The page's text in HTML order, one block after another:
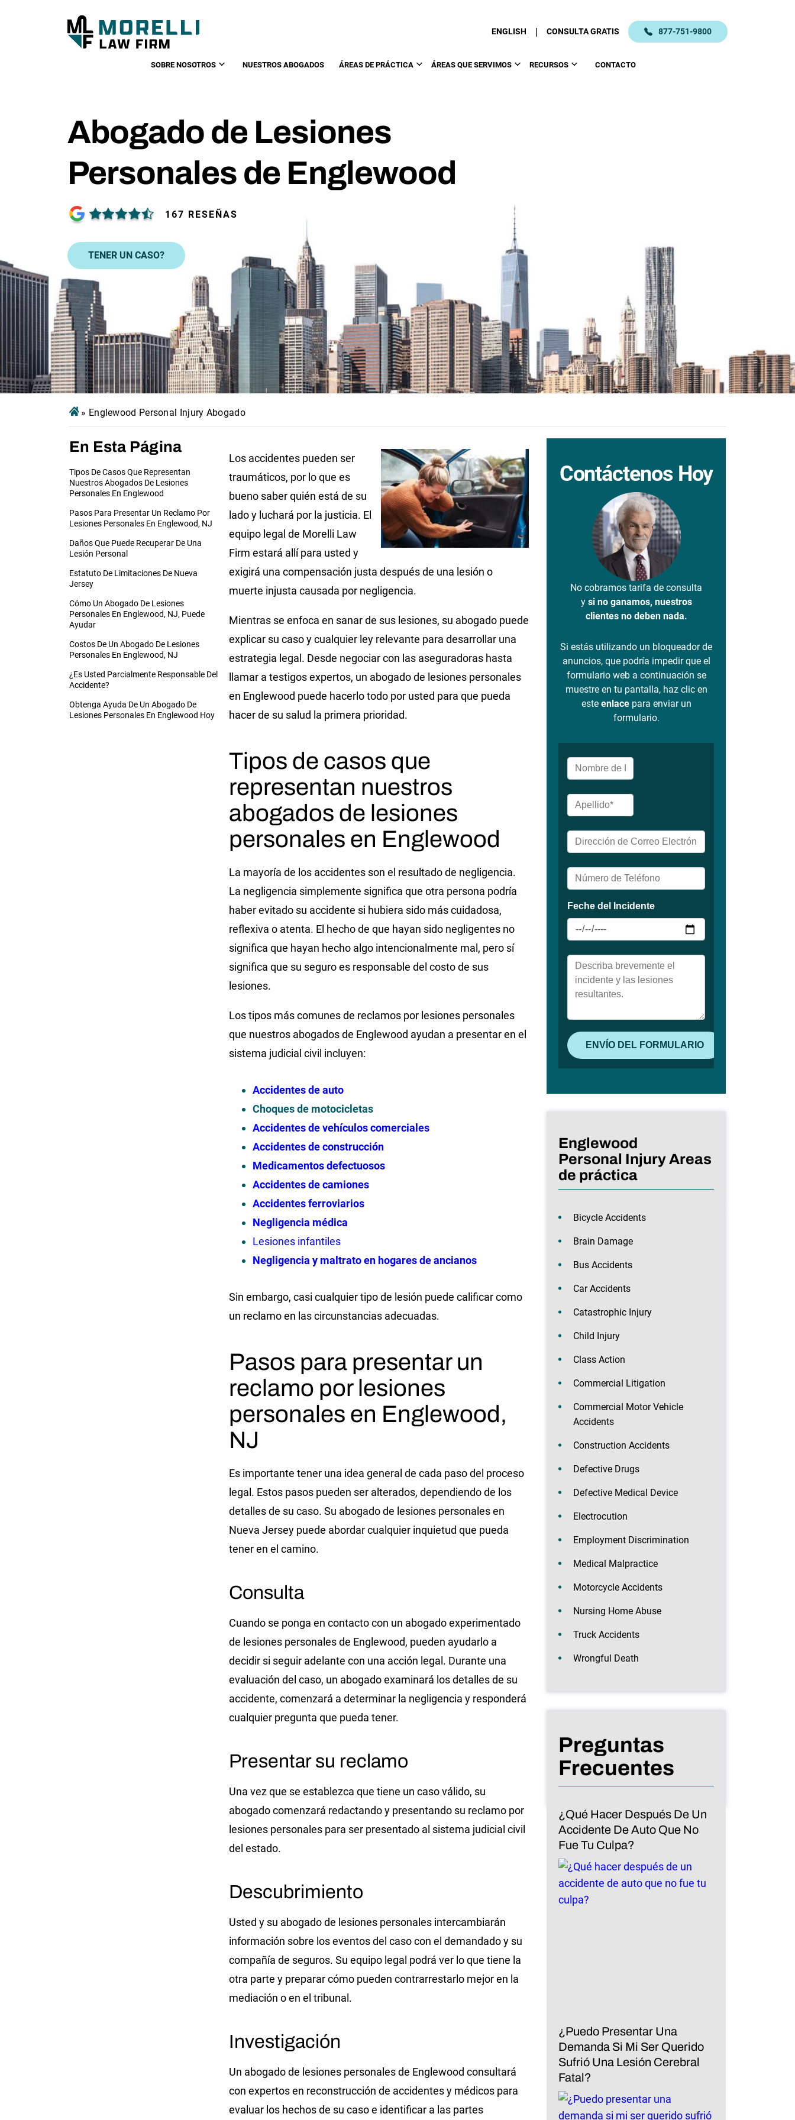
ENGLISH | CONSULTA GRATIS 877-751-9800
SOBRE NOSOTROS NUESTROS ABOGADOS ÁREAS DE PRÁCTICA ÁREAS QUE SERVIMOS RECURSOS CONTACTO
Abogado de Lesiones
Personales de Englewood
167 RESEÑAS
TENER UN CASO?
» Englewood Personal Injury Abogado
En Esta Página
Tipos De Casos Que Representan
Nuestros Abogados De Lesiones
Personales En Englewood
Pasos Para Presentar Un Reclamo Por
Lesiones Personales En Englewood, NJ
Daños Que Puede Recuperar De Una
Lesión Personal
Estatuto De Limitaciones De Nueva
Jersey
Cómo Un Abogado De Lesiones
Personales En Englewood, NJ, Puede
Ayudar
Costos De Un Abogado De Lesiones
Personales En Englewood, NJ
¿Es Usted Parcialmente Responsable Del
Accidente?
Obtenga Ayuda De Un Abogado De
Lesiones Personales En Englewood Hoy
Los accidentes pueden ser
traumáticos, por lo que es
bueno saber quién está de su
lado y luchará por la justicia. El
equipo legal de Morelli Law
Firm estará allí para usted y
exigirá una compensación justa después de una lesión o
muerte injusta causada por negligencia.
Mientras se enfoca en sanar de sus lesiones, su abogado puede
explicar su caso y cualquier ley relevante para desarrollar una
estrategia legal. Desde negociar con las aseguradoras hasta
llamar a testigos expertos, un abogado de lesiones personales
en Englewood puede hacerlo todo por usted para que pueda
hacer de su salud la primera prioridad.
Tipos de casos que
representan nuestros
abogados de lesiones
personales en Englewood
La mayoría de los accidentes son el resultado de negligencia.
La negligencia simplemente significa que otra persona podría
haber evitado su accidente si hubiera sido más cuidadosa,
reflexiva o atenta. El hecho de que hayan sido negligentes no
significa que hayan hecho algo intencionalmente mal, pero sí
significa que su seguro es responsable del costo de sus
lesiones.
Los tipos más comunes de reclamos por lesiones personales
que nuestros abogados de Englewood ayudan a presentar en el
sistema judicial civil incluyen:
Accidentes de auto
Choques de motocicletas
Accidentes de vehículos comerciales
Accidentes de construcción
Medicamentos defectuosos
Accidentes de camiones
Accidentes ferroviarios
Negligencia médica
Lesiones infantiles
Negligencia y maltrato en hogares de ancianos
Sin embargo, casi cualquier tipo de lesión puede calificar como
un reclamo en las circunstancias adecuadas.
Pasos para presentar un
reclamo por lesiones
personales en Englewood,
NJ
Es importante tener una idea general de cada paso del proceso
legal. Estos pasos pueden ser alterados, dependiendo de los
detalles de su caso. Su abogado de lesiones personales en
Nueva Jersey puede abordar cualquier inquietud que pueda
tener en el camino.
Consulta
Cuando se ponga en contacto con un abogado experimentado
de lesiones personales de Englewood, pueden ayudarlo a
decidir si seguir adelante con una acción legal. Durante una
evaluación del caso, un abogado examinará los detalles de su
accidente, comenzará a determinar la negligencia y responderá
cualquier pregunta que pueda tener.
Presentar su reclamo
Una vez que se establezca que tiene un caso válido, su
abogado comenzará redactando y presentando su reclamo por
lesiones personales para ser presentado al sistema judicial civil
del estado.
Descubrimiento
Usted y su abogado de lesiones personales intercambiarán
información sobre los eventos del caso con el demandado y su
compañía de seguros. Su equipo legal podrá ver lo que tiene la
otra parte y preparar cómo pueden contrarrestarlo mejor en la
mediación o en el tribunal.
Investigación
Un abogado de lesiones personales de Englewood consultará
con expertos en reconstrucción de accidentes y médicos para
evaluar los hechos de su caso e identificar a las partes
Contáctenos Hoy
No cobramos tarifa de consulta
y si no ganamos, nuestros
clientes no deben nada.
Si estás utilizando un bloqueador de
anuncios, que podría impedir que el
formulario web a continuación se
muestre en tu pantalla, haz clic en
este enlacepara enviar un
formulario.
Englewood
Personal Injury Areas
de práctica
Bicycle Accidents
Brain Damage
Bus Accidents
Car Accidents
Catastrophic Injury
Child Injury
Class Action
Commercial Litigation
Commercial Motor Vehicle
Accidents
Construction Accidents
Defective Drugs
Defective Medical Device
Electrocution
Employment Discrimination
Medical Malpractice
Motorcycle Accidents
Nursing Home Abuse
Truck Accidents
Wrongful Death
Preguntas
Frecuentes
¿Qué Hacer Después De Un
Accidente De Auto Que No
Fue Tu Culpa?
¿Puedo Presentar Una
Demanda Si Mi Ser Querido
Sufrió Una Lesión Cerebral
Fatal?